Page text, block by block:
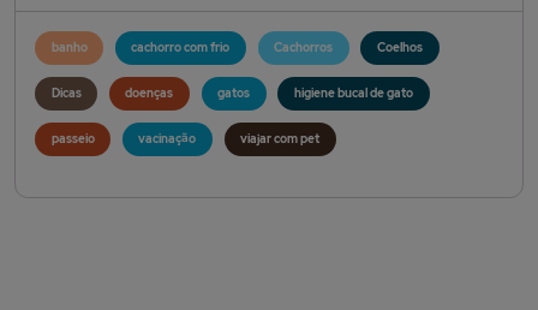
banho cachorro com frio Cachorros Coelhos
Dicas doenças gatos higiene bucal de gato
passeio vacinação viajar com pet